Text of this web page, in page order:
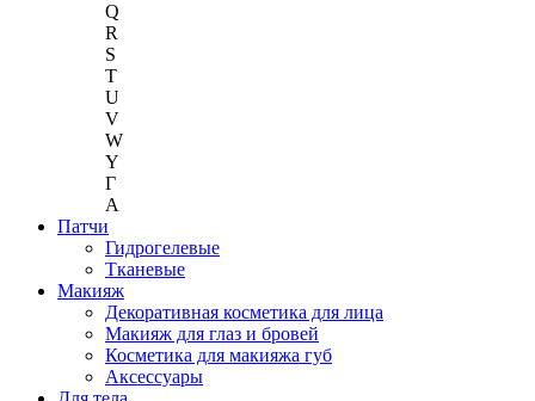
Q
R
S
T
U
V
W
Y
Г
A
Патчи
Гидрогелевые
Тканевые
Макияж
Декоративная косметика для лица
Макияж для глаз и бровей
Косметика для макияжа губ
Аксессуары